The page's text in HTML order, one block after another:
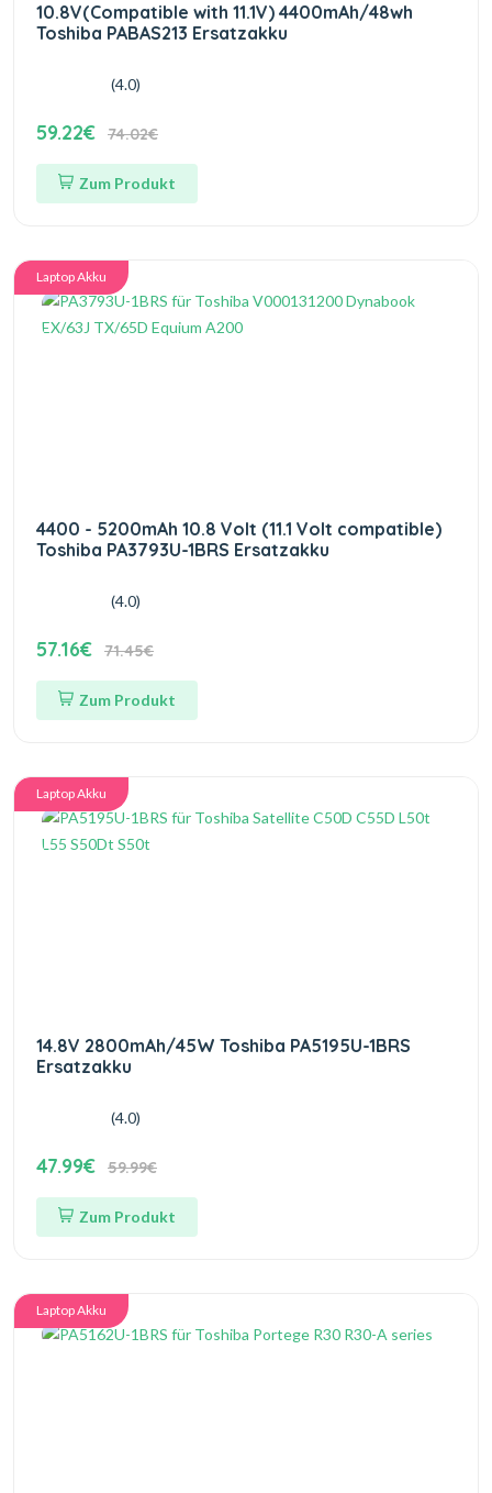
10.8V(Compatible with 11.1V) 4400mAh/48wh
Toshiba PABAS213 Ersatzakku
(4.0)
59.22€ 74.02€
Zum Produkt
Laptop Akku
4400 - 5200mAh 10.8 Volt (11.1 Volt compatible)
Toshiba PA3793U-1BRS Ersatzakku
(4.0)
57.16€ 71.45€
Zum Produkt
Laptop Akku
14.8V 2800mAh/45W Toshiba PA5195U-1BRS
Ersatzakku
(4.0)
47.99€ 59.99€
Zum Produkt
Laptop Akku